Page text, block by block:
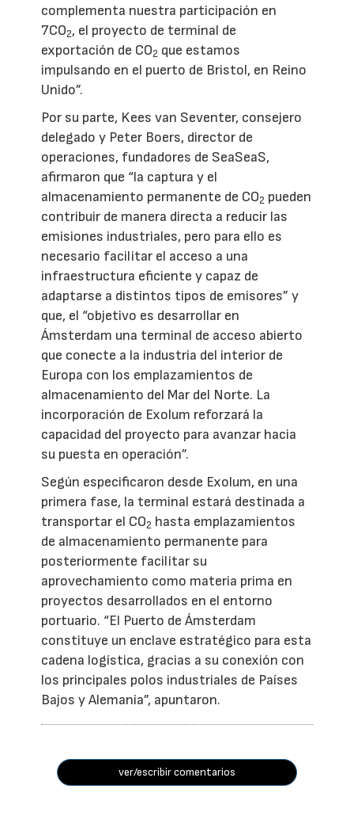
complementa nuestra participación en
7CO2, el proyecto de terminal de
exportación de CO2 que estamos
impulsando en el puerto de Bristol, en Reino
Unido”.
Por su parte, Kees van Seventer, consejero
delegado y Peter Boers, director de
operaciones, fundadores de SeaSeaS,
afirmaron que “la captura y el
almacenamiento permanente de CO2 pueden
contribuir de manera directa a reducir las
emisiones industriales, pero para ello es
necesario facilitar el acceso a una
infraestructura eficiente y capaz de
adaptarse a distintos tipos de emisores” y
que, el “objetivo es desarrollar en
Ámsterdam una terminal de acceso abierto
que conecte a la industria del interior de
Europa con los emplazamientos de
almacenamiento del Mar del Norte. La
incorporación de Exolum reforzará la
capacidad del proyecto para avanzar hacia
su puesta en operación”.
Según especificaron desde Exolum, en una
primera fase, la terminal estará destinada a
transportar el CO2 hasta emplazamientos
de almacenamiento permanente para
posteriormente facilitar su
aprovechamiento como materia prima en
proyectos desarrollados en el entorno
portuario. “El Puerto de Ámsterdam
constituye un enclave estratégico para esta
cadena logística, gracias a su conexión con
los principales polos industriales de Países
Bajos y Alemania”, apuntaron.
ver/escribir comentarios